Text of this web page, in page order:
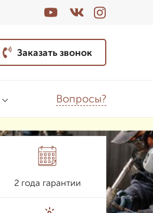
Заказать звонок
Вопросы?
2 года гарантии